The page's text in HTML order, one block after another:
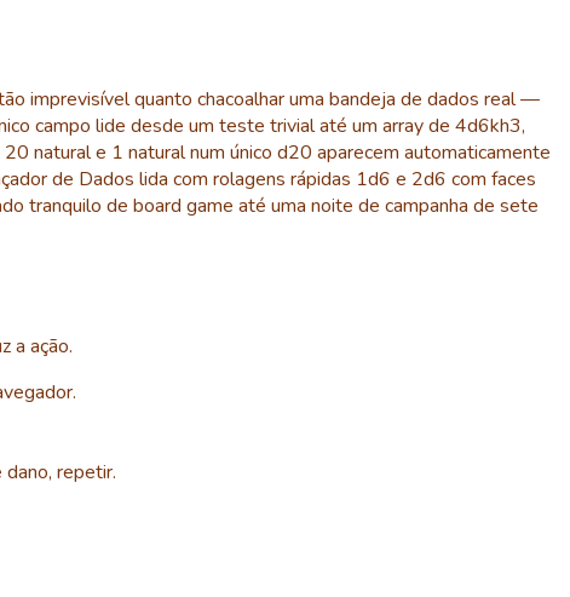
imprevisível quanto chacoalhar uma bandeja de dados real —
campo lide desde um teste trivial até um array de 4d6kh3,
natural e 1 natural num único d20 aparecem automaticamente
de Dados lida com rolagens rápidas 1d6 e 2d6 com faces
tranquilo de board game até uma noite de campanha de sete
a ação.
repetir.